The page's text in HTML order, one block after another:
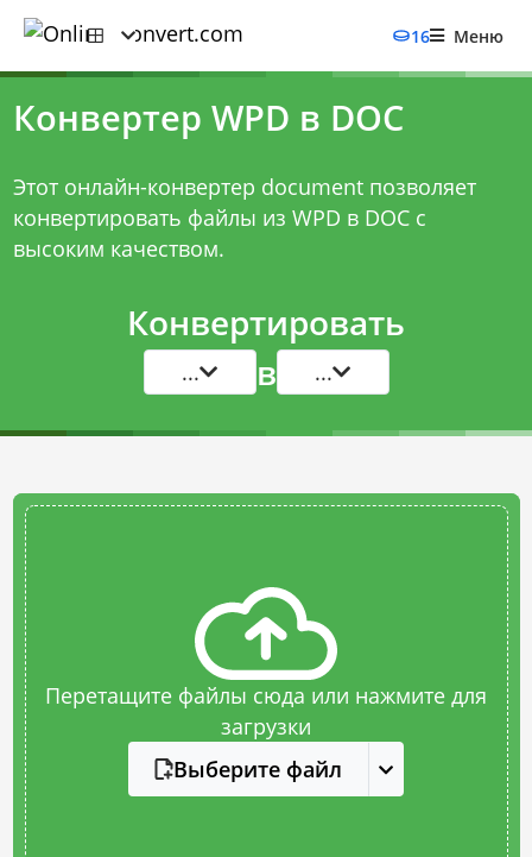
16 Меню
Конвертер WPD в DOC
Этот онлайн-конвертер document позволяет
конвертировать файлы из WPD в DOC с
высоким качеством.
Конвертировать
... в ...
Перетащите файлы сюда или нажмите для
загрузки
Выберите файл